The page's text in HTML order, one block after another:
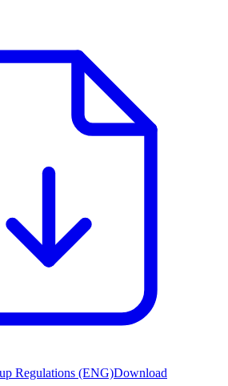
Regulations (ENG)Download